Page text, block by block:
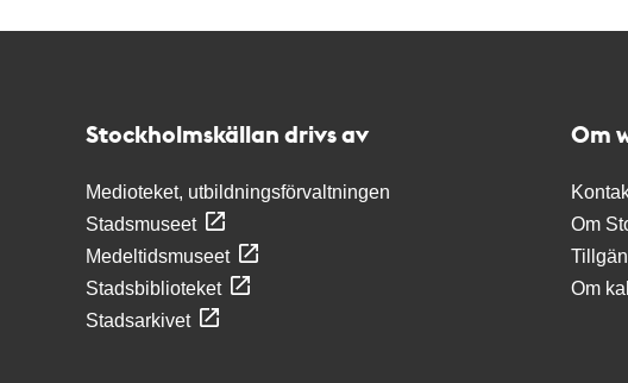
Stockholmskällan drivs av
Medioteket, utbildningsförvaltningen
Stadsmuseet
Medeltidsmuseet
Stadsbiblioteket
Stadsarkivet
Om
Om
Om